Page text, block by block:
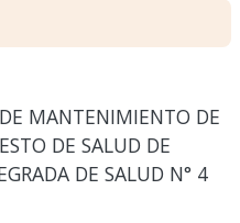
MANTENIMIENTO DE
DE SALUD DE
DE SALUD N° 4